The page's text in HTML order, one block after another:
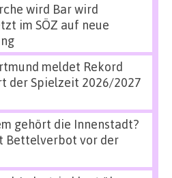
wird Bar wird
im SÖZ auf neue
meldet Rekord
der Spielzeit 2026/2027
gehört die Innenstadt?
Bettelverbot vor der